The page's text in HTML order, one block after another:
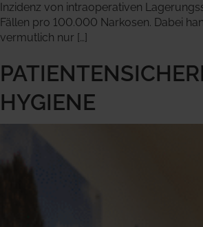
Inzidenz von intraoperativen
Fällen pro 100.000 Narkosen. Dabei
vermutlich nur […]
HYGIENE